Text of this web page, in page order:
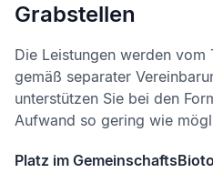
Grabstellen
Die Leistungen werden vom
gemäß separater
unterstützen Sie bei den
Aufwand so gering wie
Platz im